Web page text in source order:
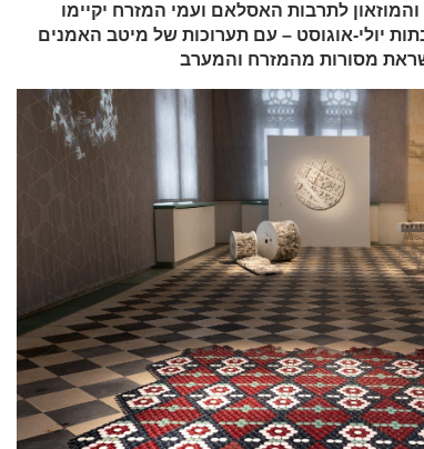
והמוזאון לתרבות האסלאם ועמי המזרח יקיימו
יולי-אוגוסט – עם תערוכות של מיטב האמנים
מסורות מהמזרח והמערב